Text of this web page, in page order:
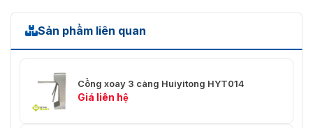
Sản phẩm liên quan
Cổng xoay 3 càng Huiyitong HYT014
Giá liên hệ